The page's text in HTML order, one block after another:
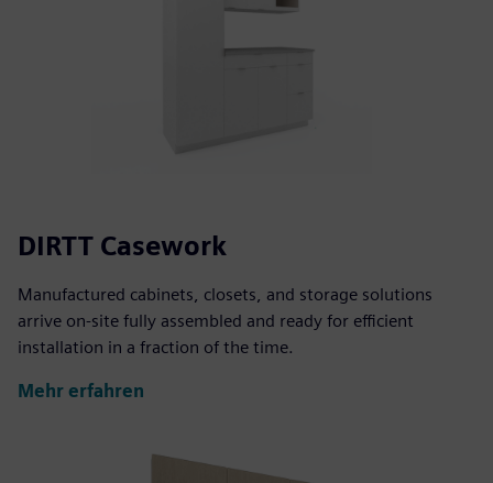
DIRTT Casework
Manufactured cabinets, closets, and storage solutions
arrive on-site fully assembled and ready for efficient
installation in a fraction of the time.
Mehr erfahren